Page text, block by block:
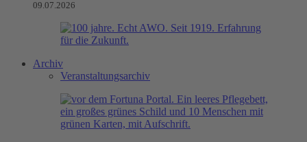
09.07.2026
Archiv
Veranstaltungsarchiv